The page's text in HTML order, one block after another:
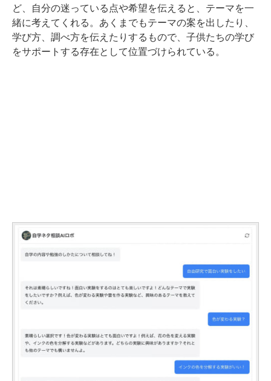
ど、自分の迷っている点や希望を伝えると、テーマを一
緒に考えてくれる。あくまでもテーマの案を出したり、
学び方、調べ方を伝えたりするもので、子供たちの学び
をサポートする存在として位置づけられている。